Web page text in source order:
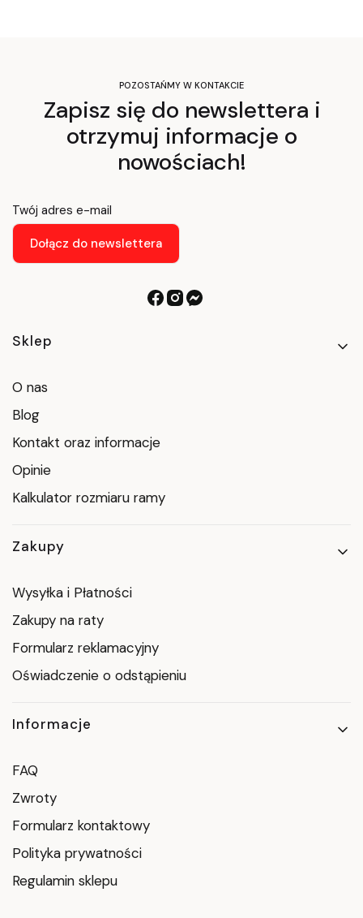
POZOSTAŃMY W KONTAKCIE
Zapisz się do newslettera i
otrzymuj informacje o
nowościach!
Twój adres e-mail
Dołącz do newslettera
Linki w stopce
Sklep
O nas
Blog
Kontakt oraz informacje
Opinie
Kalkulator rozmiaru ramy
Zakupy
Wysyłka i Płatności
Zakupy na raty
Formularz reklamacyjny
Oświadczenie o odstąpieniu
Informacje
FAQ
Zwroty
Formularz kontaktowy
Polityka prywatności
Regulamin sklepu